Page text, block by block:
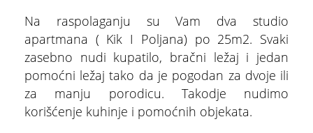
Na raspolaganju su Vam dva studio
apartmana ( Kik I Poljana) po 25m2. Svaki
zasebno nudi kupatilo, bračni ležaj i jedan
pomoćni ležaj tako da je pogodan za dvoje ili
za manju porodicu. Takodje nudimo
korišćenje kuhinje i pomoćnih objekata.
Dino park